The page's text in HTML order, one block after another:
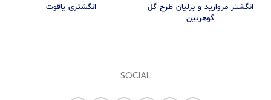
انگشتر مروارید و برلیان طرح گل
گوهربین
انگشتری ياقوت
SOCIAL